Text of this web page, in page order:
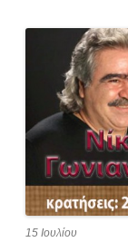
15 Ιουλίου